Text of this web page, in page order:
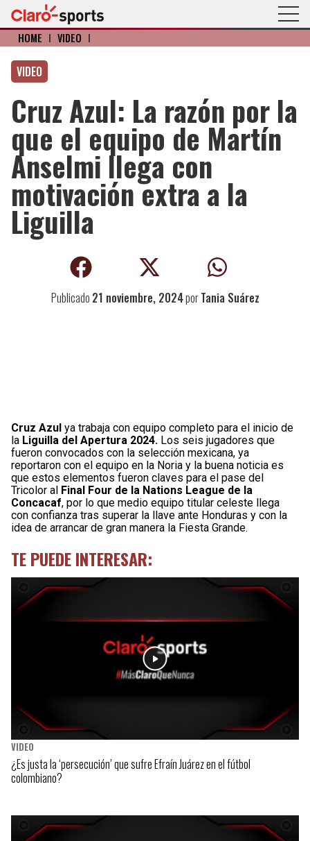
HOME I VIDEO I
VIDEO
Cruz Azul: La razón por la
que el equipo de Martín
Anselmi llega con
motivación extra a la
Liguilla
Publicado 21 noviembre, 2024porTania Suárez
Cruz Azul ya trabaja con equipo completo para el inicio de
la Liguilla del Apertura 2024. Los seis jugadores que
fueron convocados con la selección mexicana, ya
reportaron con el equipo en la Noria y la buena noticia es
que estos elementos fueron claves para el pase del
Tricolor al Final Four de la Nations League de la
Concacaf, por lo que medio equipo titular celeste llega
con confianza tras superar la llave ante Honduras y con la
idea de arrancar de gran manera la Fiesta Grande.
TE PUEDE INTERESAR:
VIDEO
¿Es justa la ‘persecución’ que sufre Efraín Juárez en el fútbol
colombiano?